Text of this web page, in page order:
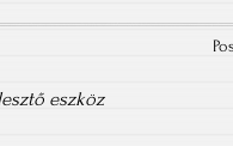
eszköz